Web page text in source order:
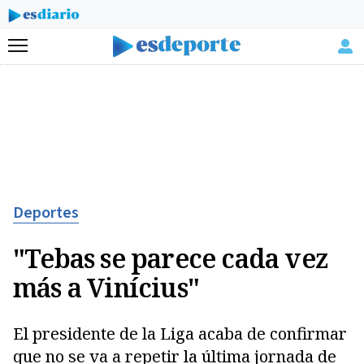
Menú
Deportes
"Tebas se parece cada vez
más a Vinícius"
El presidente de la Liga acaba de confirmar
que no se va a repetir la última jornada de